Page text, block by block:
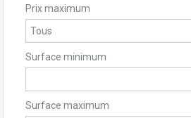
Prix maximum
Surface minimum
Surface maximum